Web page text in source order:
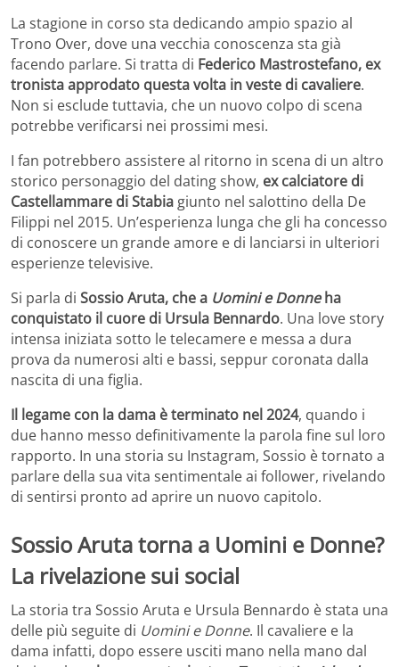
La stagione in corso sta dedicando ampio spazio al
Trono Over, dove una vecchia conoscenza sta già
facendo parlare. Si tratta di Federico Mastrostefano, ex
tronista approdato questa volta in veste di cavaliere.
Non si esclude tuttavia, che un nuovo colpo di scena
potrebbe verificarsi nei prossimi mesi.
I fan potrebbero assistere al ritorno in scena di un altro
storico personaggio del dating show, ex calciatore di
Castellammare di Stabia giunto nel salottino della De
Filippi nel 2015. Un’esperienza lunga che gli ha concesso
di conoscere un grande amore e di lanciarsi in ulteriori
esperienze televisive.
Si parla di Sossio Aruta, che a Uomini e Donneha
conquistato il cuore di Ursula Bennardo. Una love story
intensa iniziata sotto le telecamere e messa a dura
prova da numerosi alti e bassi, seppur coronata dalla
nascita di una figlia.
Il legame con la dama è terminato nel 2024, quando i
due hanno messo definitivamente la parola fine sul loro
rapporto. In una storia su Instagram, Sossio è tornato a
parlare della sua vita sentimentale ai follower, rivelando
di sentirsi pronto ad aprire un nuovo capitolo.
Sossio Aruta torna a Uomini e Donne?
La rivelazione sui social
La storia tra Sossio Aruta e Ursula Bennardo è stata una
delle più seguite di Uomini e Donne. Il cavaliere e la
dama infatti, dopo essere usciti mano nella mano dal